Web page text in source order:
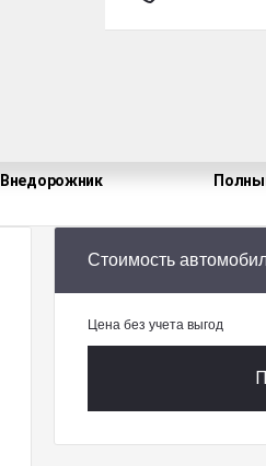
Внедорож­ник
Стоимость
Цена без учета выгод